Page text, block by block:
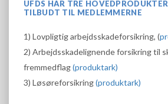
UFDS HAR TRE
TILBUDT TIL MEDLEMMERNE
1) Lovpligtig arbejdsskadeforsikring, (
2) Arbejdsskadelignende forsikring til
fremmedflag(produktark)
3) Løsøreforsikring(produktark)